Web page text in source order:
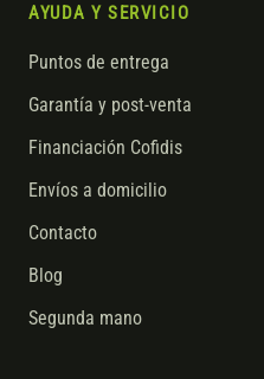
AYUDA Y SERVICIO
Puntos de entrega
Garantía y post-venta
Financiación Cofidis
Envíos a domicilio
Contacto
Blog
Segunda mano